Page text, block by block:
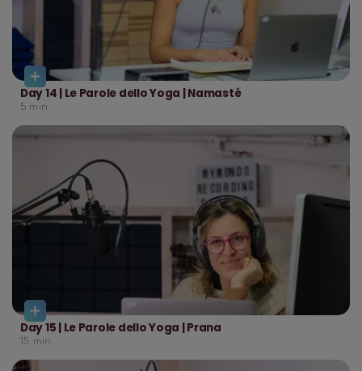
Day 14 | Le Parole dello Yoga | Namasté
5 min
Day 15 | Le Parole dello Yoga | Prana
15 min